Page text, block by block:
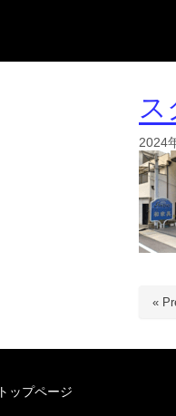
ス
2024
«
トップページ